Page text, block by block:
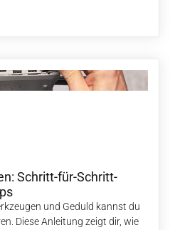
Schritt-für-Schritt-
und Geduld kannst du
Diese Anleitung zeigt dir, wie